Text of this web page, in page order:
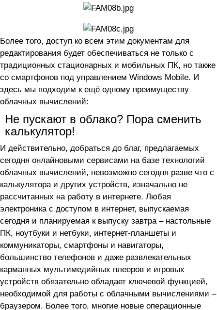
Более того, доступ ко всем этим документам для
редактирования будет обеспечиваться не только с
традиционных стационарных и мобильных ПК, но также
со смартфонов под управлением Windows Mobile. И
здесь мы подходим к ещё одному преимуществу
облачных вычислений:
Не пускают в облако? Пора сменить
калькулятор!
И действительно, добраться до благ, предлагаемых
сегодня онлайновыми сервисами на базе технологий
облачных вычислений, невозможно сегодня разве что с
калькулятора и других устройств, изначально не
рассчитанных на работу в интернете. Любая
электроника с доступом в интернет, выпускаемая
сегодня и планируемая к выпуску завтра – настольные
ПК, ноутбуки и нетбуки, интернет-планшеты и
коммуникаторы, смартфоны и навигаторы,
большинство телефонов и даже развлекательных
карманных мультимедийных плееров и игровых
устройств обязательно обладает ключевой функцией,
необходимой для работы с облачными вычислениями –
браузером. Более того, многие новые операционные